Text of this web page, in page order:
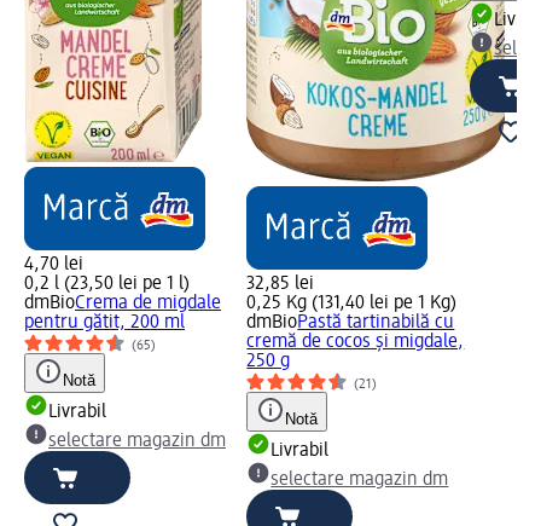
4,70 lei
0,2 l (23,50 lei pe 1 l)
dmBioCrema de migdale
pentru gătit, 200 ml
(65)
Notă
Livrabil
selectare magazin dm
32,85 lei
0,25 Kg (131,40 lei pe 1 Kg)
dmBioPastă tartinabilă cu
cremă de cocos și migdale,
250 g
(21)
Notă
Livrabil
selectare magazin dm